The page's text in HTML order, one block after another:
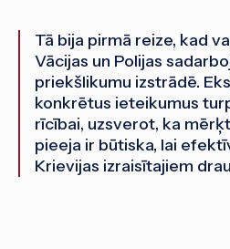
Tā bija pirmā reize, kad
Vācijas un Polijas
priekšlikumu izstrādē.
konkrētus ieteikumus
rīcībai, uzsverot, ka
pieeja ir būtiska, lai
Krievijas izraisītajiem